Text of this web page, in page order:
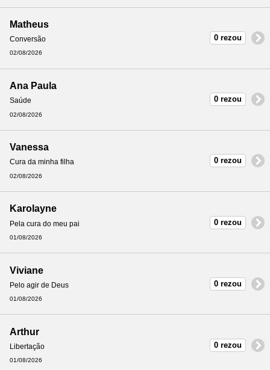
Matheus
Conversão
02/08/2026
0 rezou
Ana Paula
Saúde
02/08/2026
0 rezou
Vanessa
Cura da minha filha
02/08/2026
0 rezou
Karolayne
Pela cura do meu pai
01/08/2026
0 rezou
Viviane
Pelo agir de Deus
01/08/2026
0 rezou
Arthur
Libertação
01/08/2026
0 rezou